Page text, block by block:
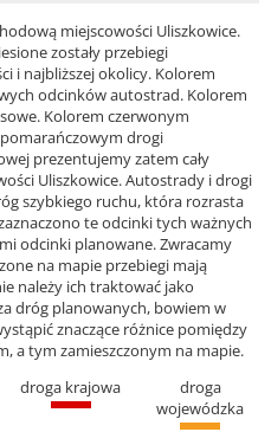
miejscowości Uliszkowice.
zostały przebiegi
i najbliższej okolicy. Kolorem
odcinków autostrad. Kolorem
Kolorem czerwonym
drogi
prezentujemy zatem cały
Uliszkowice. Autostrady i drogi
szybkiego ruchu, która rozrasta
te odcinki tych ważnych
odcinki planowane. Zwracamy
na mapie przebiegi mają
należy ich traktować jako
dróg planowanych, bowiem w
znaczące różnice pomiędzy
a tym zamieszczonym na mapie.
droga krajowa
droga
wojewódzka